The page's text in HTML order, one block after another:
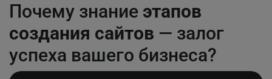
Почему знание этапов
создания сайтов — залог
успеха вашего бизнеса?